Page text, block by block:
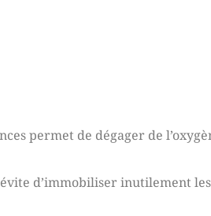
permet de dégager de
d’immobiliser inutilement